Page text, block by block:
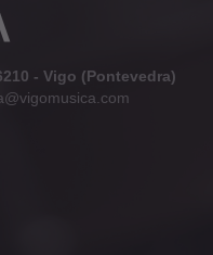
- Vigo (Pontevedra)